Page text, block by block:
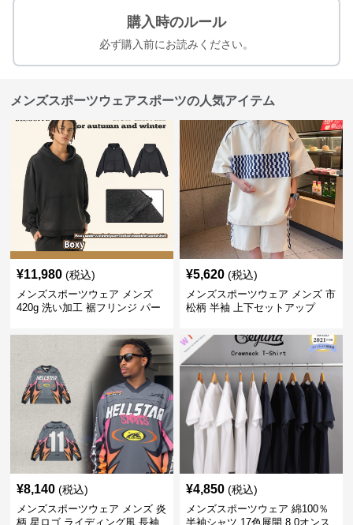
購入時のルール
必ず購入前にお読みください。
メンズスポーツウェアスポーツの人気アイテム
¥11,980 (税込)
メンズスポーツウェア メンズ
420g 洗い加工 裾フリンジ パー
¥5,620 (税込)
メンズスポーツウェア メンズ 市
松柄 半袖 上下セットアップ
¥8,140 (税込)
メンズスポーツウェア メンズ 炎
柄 星ロゴ ライディング風 長袖
¥4,850 (税込)
メンズスポーツウェア 綿100％
半袖シャツ 17色展開 8.0オンス